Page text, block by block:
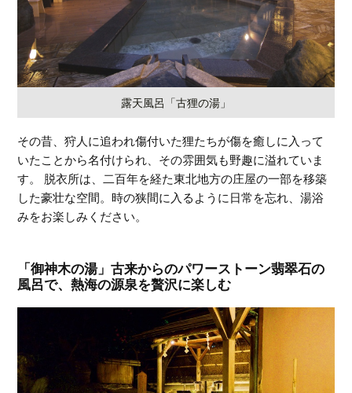
露天風呂「古狸の湯」
その昔、狩人に追われ傷付いた狸たちが傷を癒しに入って
いたことから名付けられ、その雰囲気も野趣に溢れていま
す。 脱衣所は、二百年を経た東北地方の庄屋の一部を移築
した豪壮な空間。時の狭間に入るように日常を忘れ、湯浴
みをお楽しみください。
「御神木の湯」古来からのパワーストーン翡翠石の
風呂で、熱海の源泉を贅沢に楽しむ